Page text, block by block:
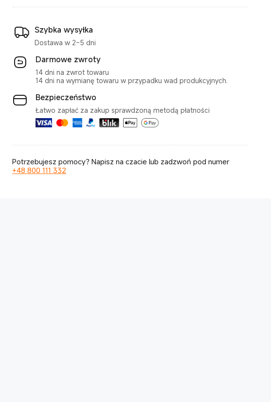
Szybka wysyłka
Dostawa w 2–5 dni
Darmowe zwroty
14 dni na zwrot towaru
14 dni na wymianę towaru w przypadku wad produkcyjnych.
Bezpieczeństwo
Łatwo zapłać za zakup sprawdzoną metodą płatności
Potrzebujesz pomocy? Napisz na czacie lub zadzwoń pod numer
+48 800 111 332